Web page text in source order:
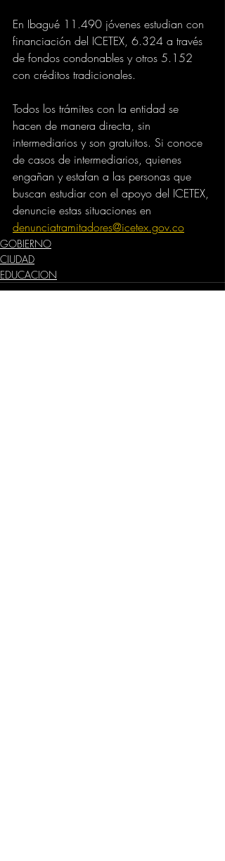
En Ibagué 11.490 jóvenes estudian con
financiación del ICETEX, 6.324 a través
de fondos condonables y otros 5.152
con créditos tradicionales.
Todos los trámites con la entidad se
hacen de manera directa, sin
intermediarios y son gratuitos. Si conoce
de casos de intermediarios, quienes
engañan y estafan a las personas que
buscan estudiar con el apoyo del ICETEX,
denuncie estas situaciones en
denunciatramitadores@icetex.gov.co
GOBIERNO
CIUDAD
EDUCACION